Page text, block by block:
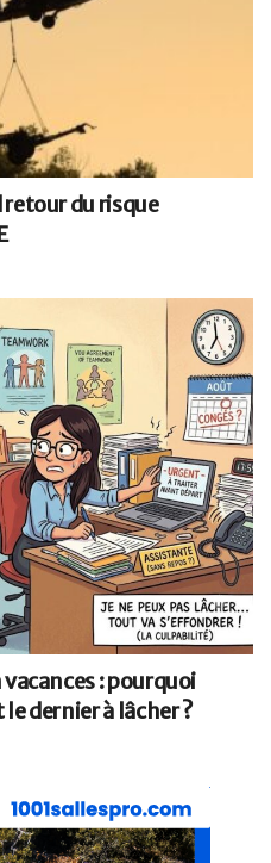
retour du risque
: pourquoi
dernier à lâcher ?